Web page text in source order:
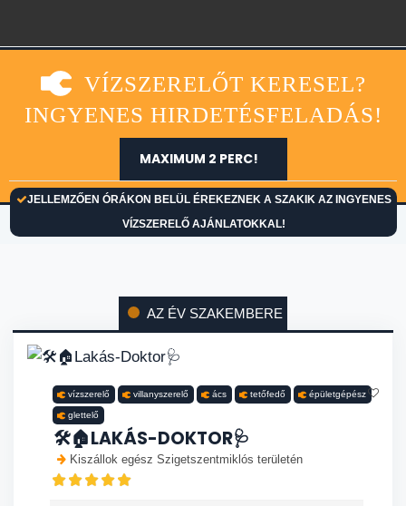
VÍZSZERELŐT KERESEL?
INGYENES HIRDETÉSFELADÁS!
JELLEMZŐEN ÓRÁKON BELÜL ÉREKEZNEK A SZAKIK AZ INGYENES
VÍZSZERELŐ AJÁNLATOKKAL!
MAXIMUM 2 PERC!
AZ ÉV SZAKEMBERE
vízszerelő villanyszerelő ács tetőfedő épületgépész
glettelő
🛠️🏠LAKÁS-DOKTOR🩺
Kiszállok egész Szigetszentmiklós területén